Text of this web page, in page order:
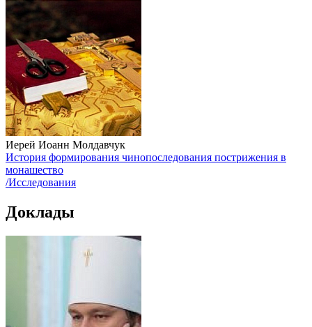
Иерей Иоанн Молдавчук
История формирования чинопоследования пострижения в
монашество
/Исследования
Доклады